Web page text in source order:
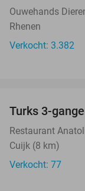
Ouwehands
Rhenen
Verkocht: 3.382
Turks 3-
Restaurant
Cuijk (8 km)
Verkocht: 77